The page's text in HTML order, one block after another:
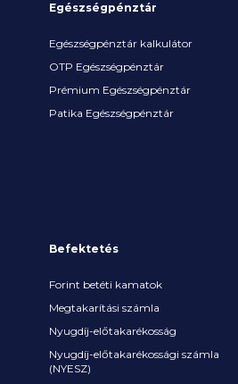
Egészségpénztár
Egészségpénztár kalkulátor
OTP Egészségpénztár
Prémium Egészségpénztár
Patika Egészségpénztár
Befektetés
Forint betéti kamatok
Megtakarítási számla
Nyugdíj-előtakarékosság
Nyugdíj-előtakarékossági számla
(NYESZ)